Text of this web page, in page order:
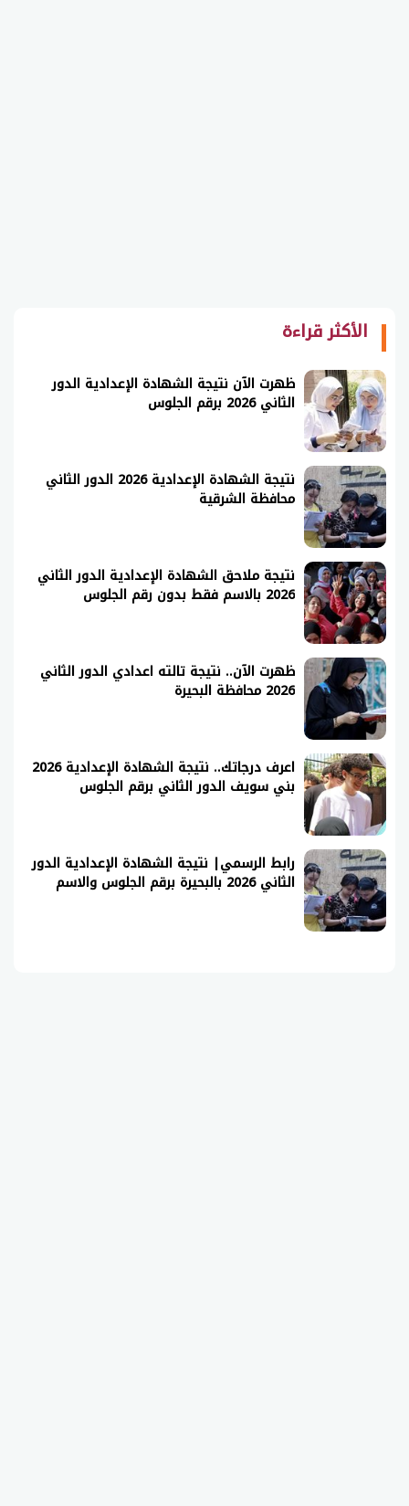
الأكثر قراءة
ظهرت الآن نتيجة الشهادة الإعدادية الدور
الثاني 2026 برقم الجلوس
نتيجة الشهادة الإعدادية 2026 الدور الثاني
محافظة الشرقية
نتيجة ملاحق الشهادة الإعدادية الدور الثاني
2026 بالاسم فقط بدون رقم الجلوس
ظهرت الآن.. نتيجة تالته اعدادي الدور الثاني
2026 محافظة البحيرة
اعرف درجاتك.. نتيجة الشهادة الإعدادية 2026
بني سويف الدور الثاني برقم الجلوس
رابط الرسمي| نتيجة الشهادة الإعدادية الدور
الثاني 2026 بالبحيرة برقم الجلوس والاسم